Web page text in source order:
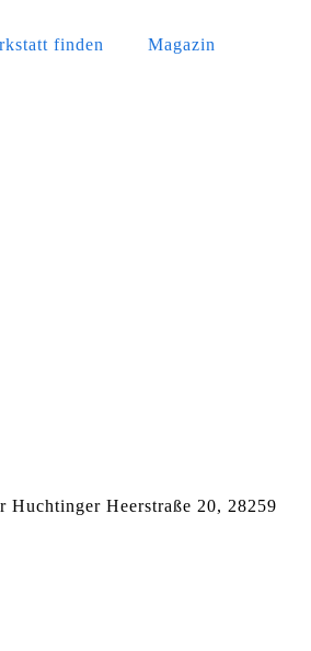
finden Magazin
Huchtinger Heerstraße 20, 28259